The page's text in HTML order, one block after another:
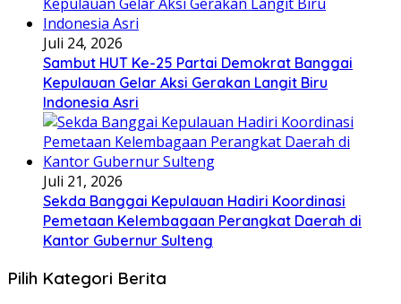
Juli 24, 2026
Sambut HUT Ke-25 Partai Demokrat Banggai
Kepulauan Gelar Aksi Gerakan Langit Biru
Indonesia Asri
Juli 21, 2026
Sekda Banggai Kepulauan Hadiri Koordinasi
Pemetaan Kelembagaan Perangkat Daerah di
Kantor Gubernur Sulteng
Pilih Kategori Berita